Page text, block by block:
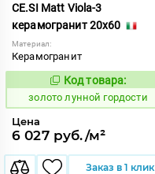
CE.SI Matt Viola-3
керамогранит 20x60
Материал:
Керамогранит
521893
Код товара:
золото лунной гордости
Цена
6 027 руб./м²
Заказ в 1 клик